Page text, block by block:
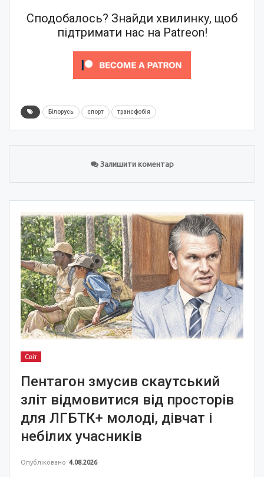
Сподобалось? Знайди хвилинку, щоб
підтримати нас на Patreon!
Білорусь спорт трансфобія
Залишити коментар
Світ
Пентагон змусив скаутський
зліт відмовитися від просторів
для ЛГБТК+ молоді, дівчат і
небілих учасників
Опубліковано 4.08.2026